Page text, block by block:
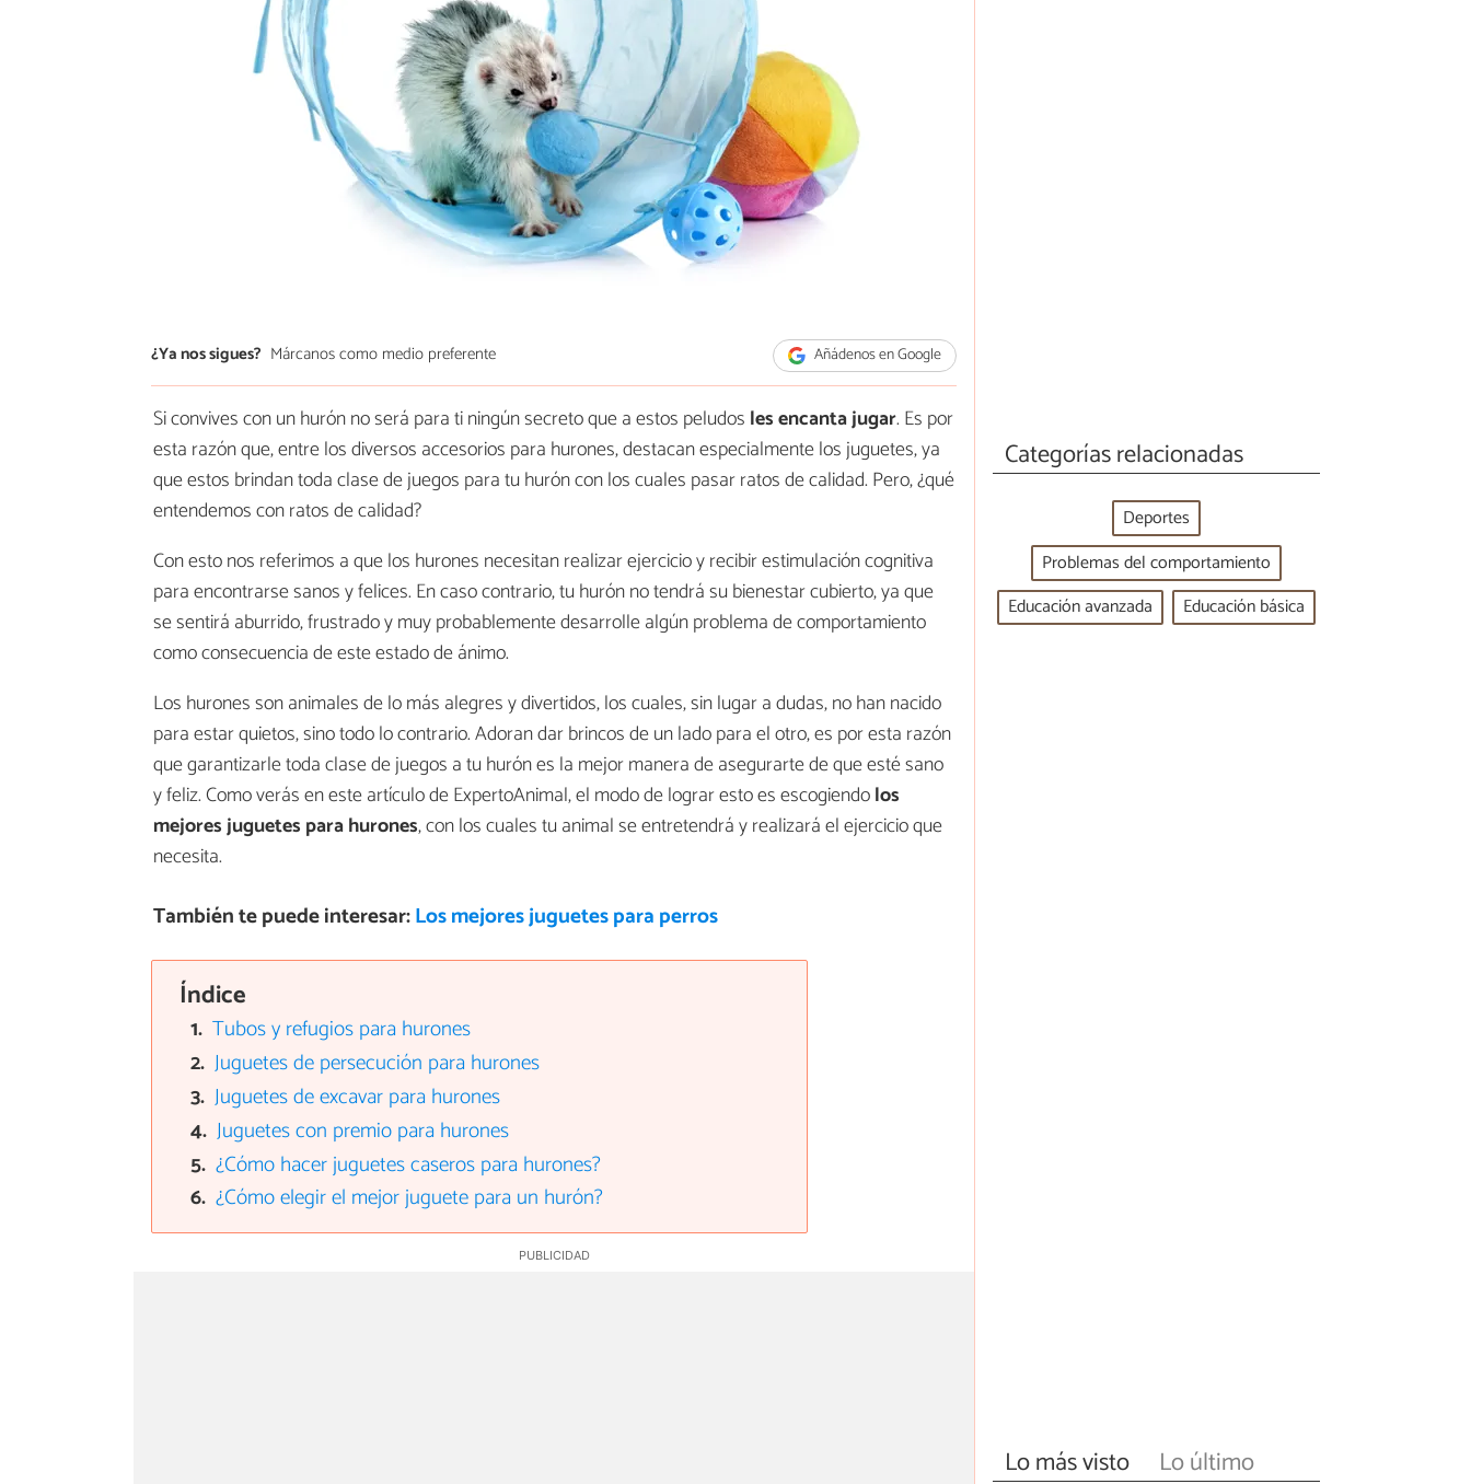
¿Ya nos sigues? Márcanos como medio preferente Añádenos en Google
Si convives con un hurón no será para ti ningún secreto que a estos peludos les encanta jugar. Es por
esta razón que, entre los diversos accesorios para hurones, destacan especialmente los juguetes, ya
que estos brindan toda clase de juegos para tu hurón con los cuales pasar ratos de calidad. Pero, ¿qué
entendemos con ratos de calidad?
Con esto nos referimos a que los hurones necesitan realizar ejercicio y recibir estimulación cognitiva
para encontrarse sanos y felices. En caso contrario, tu hurón no tendrá su bienestar cubierto, ya que
se sentirá aburrido, frustrado y muy probablemente desarrolle algún problema de comportamiento
como consecuencia de este estado de ánimo.
Los hurones son animales de lo más alegres y divertidos, los cuales, sin lugar a dudas, no han nacido
para estar quietos, sino todo lo contrario. Adoran dar brincos de un lado para el otro, es por esta razón
que garantizarle toda clase de juegos a tu hurón es la mejor manera de asegurarte de que esté sano
y feliz. Como verás en este artículo de ExpertoAnimal, el modo de lograr esto es escogiendolos
mejores juguetes para hurones, con los cuales tu animal se entretendrá y realizará el ejercicio que
necesita.
También te puede interesar:Los mejores juguetes para perros
Índice
Tubos y refugios para hurones
Juguetes de persecución para hurones
Juguetes de excavar para hurones
Juguetes con premio para hurones
¿Cómo hacer juguetes caseros para hurones?
¿Cómo elegir el mejor juguete para un hurón?
Categorías relacionadas
Deportes
Problemas del comportamiento
Educación avanzada
Educación básica
Lo más visto Lo último